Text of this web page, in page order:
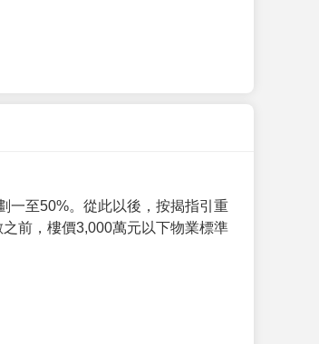
一至50%。從此以後，按揭指引重
前，樓價3,000萬元以下物業標準